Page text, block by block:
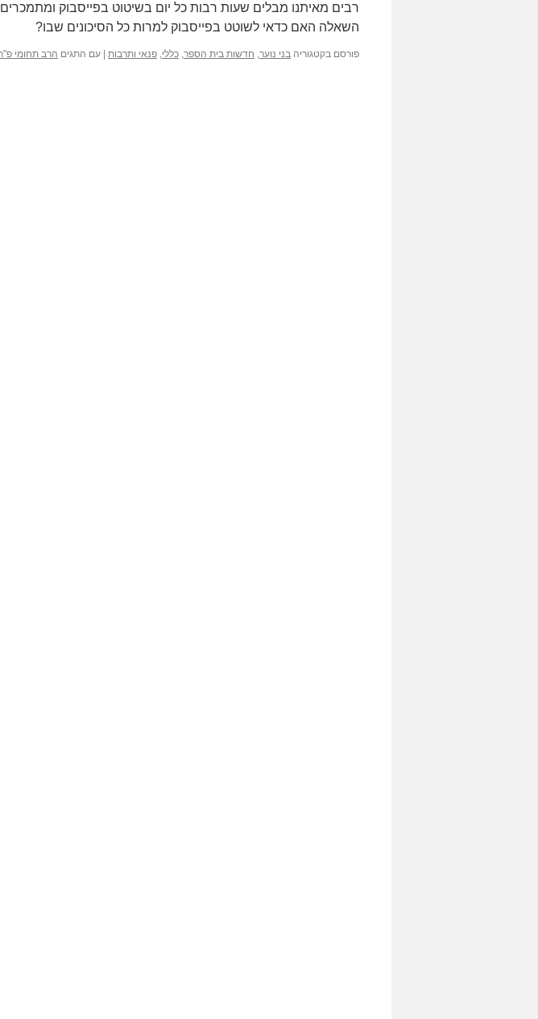
רבים מאיתנו מבלים שעות רבות כל יום בשיטוט בפייסבוק
השאלה האם כדאי לשוטט בפייסבוק למרות כל הסיכונים שבו?
פורסם בקטגוריה בני נוער, חדשות בית הספר, כללי, פנאי ותרבות עם התגים הרב תחומי